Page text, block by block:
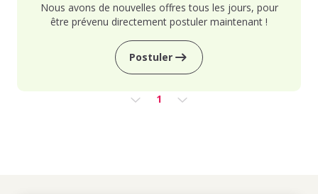
Nous avons de nouvelles offres tous les jours, pour
être prévenu directement postuler maintenant !
Postuler
1